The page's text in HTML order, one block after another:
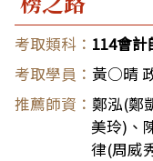
114會計
黃○晴
鄭泓(鄭
美玲) 、
律(周威